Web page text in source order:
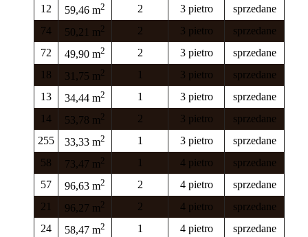
12
59,46 m2 2 3 pietro
sprzedane
74
50,21 m2 2 3 pietro
sprzedane
72
49,90 m2 2 3 pietro
sprzedane
18
31,75 m2 1 3 pietro
sprzedane
13
34,44 m2 1 3 pietro
sprzedane
14
53,78 m2 2 3 pietro
sprzedane
255
33,33 m2 1 3 pietro
sprzedane
58
73,47 m2 1 4 pietro
sprzedane
57
96,63 m2 2 4 pietro
sprzedane
21
96,27 m2 2 4 pietro
sprzedane
24
58,47 m2 1 4 pietro
sprzedane